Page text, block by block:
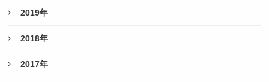
2019年
2018年
2017年